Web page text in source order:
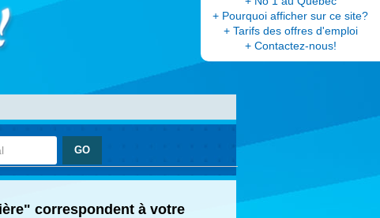
+ Pourquoi afficher sur ce site?
+ Tarifs des offres d'emploi
+ Contactez-nous!
correspondent à votre